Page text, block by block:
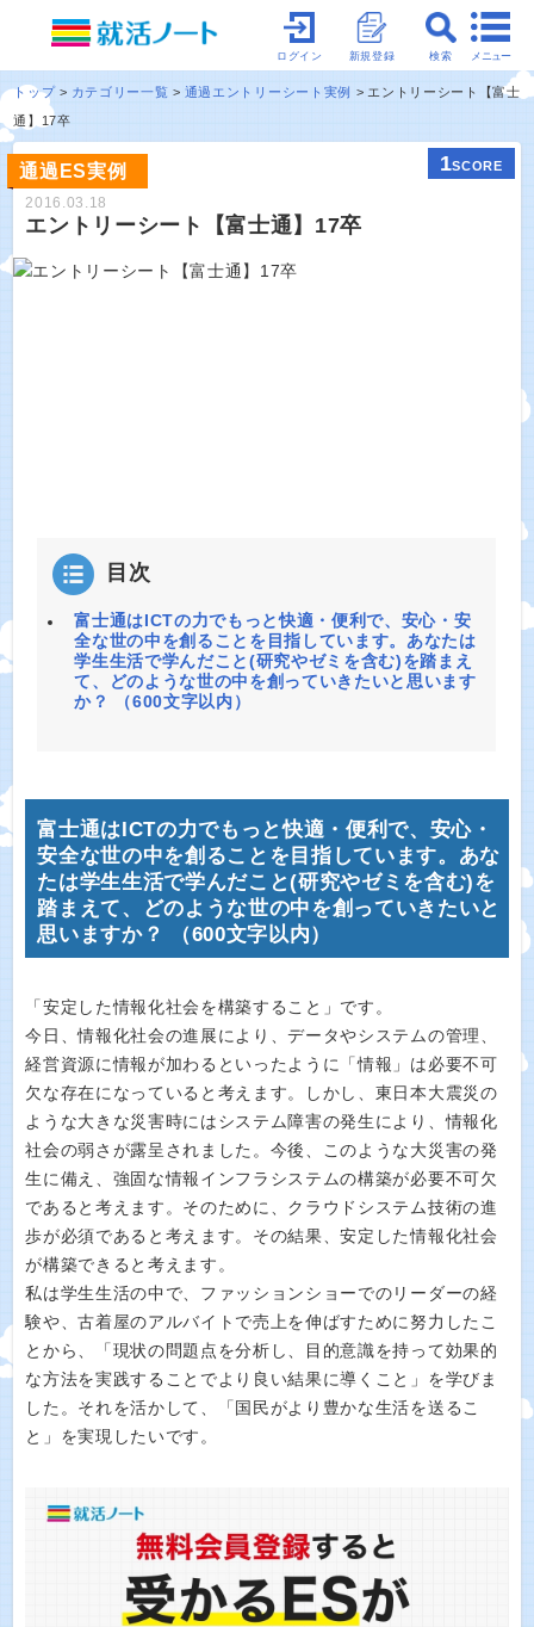
メニュー
検索
新規登録
ログイン
トップ カテゴリー一覧 通過エントリーシート実例
エントリーシート【富士
通】17卒
通過ES実例 1SCORE
2016.03.18
エントリーシート【富士通】17卒
目次
富士通はICTの力でもっと快適・便利で、安心・安
全な世の中を創ることを目指しています。あなたは
学生生活で学んだこと(研究やゼミを含む)を踏まえ
て、どのような世の中を創っていきたいと思います
か？ （600文字以内）
富士通はICTの力でもっと快適・便利で、安心・
安全な世の中を創ることを目指しています。あな
たは学生生活で学んだこと(研究やゼミを含む)を
踏まえて、どのような世の中を創っていきたいと
思いますか？ （600文字以内）
「安定した情報化社会を構築すること」です。
今日、情報化社会の進展により、データやシステムの管理、
経営資源に情報が加わるといったように「情報」は必要不可
欠な存在になっていると考えます。しかし、東日本大震災の
ような大きな災害時にはシステム障害の発生により、情報化
社会の弱さが露呈されました。今後、このような大災害の発
生に備え、強固な情報インフラシステムの構築が必要不可欠
であると考えます。そのために、クラウドシステム技術の進
歩が必須であると考えます。その結果、安定した情報化社会
が構築できると考えます。
私は学生生活の中で、ファッションショーでのリーダーの経
験や、古着屋のアルバイトで売上を伸ばすために努力したこ
とから、「現状の問題点を分析し、目的意識を持って効果的
な方法を実践することでより良い結果に導くこと」を学びま
した。それを活かして、「国民がより豊かな生活を送るこ
と」を実現したいです。